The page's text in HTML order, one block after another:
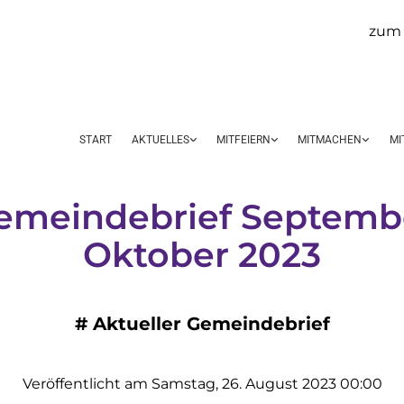
zum
START AKTUELLES MITFEIERN MITMACHEN
Oktober 2023
# Aktueller Gemeindebrief
Veröffentlicht am Samstag, 26. August 2023 00:00